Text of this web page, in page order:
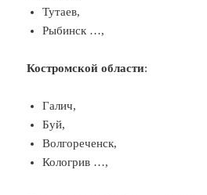
Тутаев,
Рыбинск …,
Костромской области:
Галич,
Буй,
Волгореченск,
Кологрив …,